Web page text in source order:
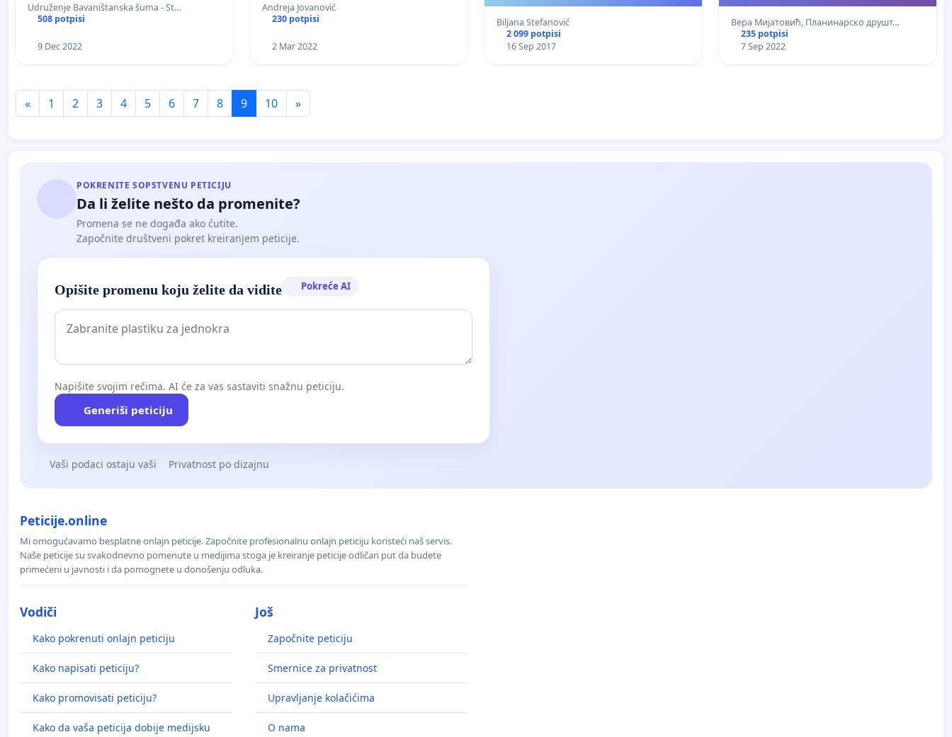
Udruženje Bavaništanska šuma - St…
508 potpisi
9 Dec 2022
Andreja Jovanović
230 potpisi
2 Mar 2022
ŽIVOTINJA MEDA-ŠABAC-POMOZIMO
MU DA OBEZBEDI PROSTOR ZA PSE O
KOJIMA BRINE
Biljana Stefanović
2 099 potpisi
16 Sep 2017
изборни предмет за ученике
основне школе у Републици
Српској(од петог до деветог
Вера Мијатовић, Планинарско друшт…
235 potpisi
7 Sep 2022
« 1 2 3 4 5 6 7 8 9 10 »
POKRENITE SOPSTVENU PETICIJU
Da li želite nešto da promenite?
Promena se ne događa ako ćutite.
Započnite društveni pokret kreiranjem peticije.
Opišite promenu koju želite da vidite Pokreće AI
Napišite svojim rečima. AI će za vas sastaviti snažnu peticiju.
Generiši peticiju
Vaši podaci ostaju vaši Privatnost po dizajnu
Peticije.online
Mi omogućavamo besplatne onlajn peticije. Započnite profesionalnu onlajn peticiju koristeći naš servis.
Naše peticije su svakodnevno pomenute u medijima stoga je kreiranje peticije odličan put da budete
primećeni u javnosti i da pomognete u donošenju odluka.
Vodiči
Kako pokrenuti onlajn peticiju
Kako napisati peticiju?
Kako promovisati peticiju?
Kako da vaša peticija dobije medijsku
Još
Započnite peticiju
Smernice za privatnost
Upravljanje kolačićima
O nama